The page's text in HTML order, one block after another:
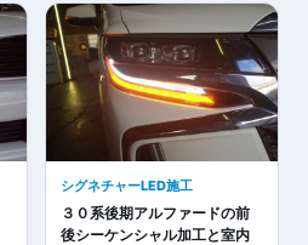
シグネチャーLED施工
３０系後期アルファードの前
後シーケンシャル加工と室内